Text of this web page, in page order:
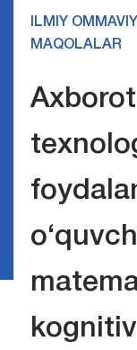
ILMIY OMMAVIY
MAQOLALAR